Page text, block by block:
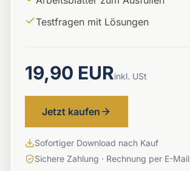
Testfragen mit Lösungen
19,90 EURinkl. USt
Jetzt kaufen
Sofortiger Download nach Kauf
Sichere Zahlung · Rechnung per E-Mail